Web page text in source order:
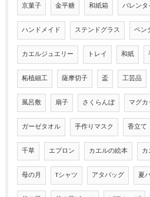
京菓子 金平糖 和紙箱 バレン
ハンドメイド ステンドグラス ペン
カエルジュエリー トレイ 和紙
柘植細工 薩摩切子 盃 工芸品
風呂敷 扇子 さくらんぼ マグ
ガーゼタオル 手作りマスク 香立て
千草 エプロン カエルの絵本
母の月 Tシャツ アタバッグ 夏